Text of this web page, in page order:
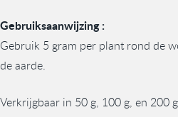
Gebruiksaanwijzing :
Gebruik 5 gram per plant rond de
de aarde.
Verkrijgbaar in 50 g, 100 g, en 200